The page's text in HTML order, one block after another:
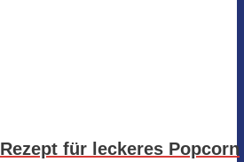
Rezept für leckeres Popcorn